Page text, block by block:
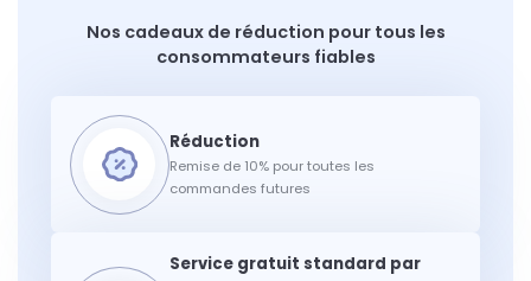
Nos cadeaux de réduction pour tous les
consommateurs fiables
Remise de 10% pour toutes les
commandes futures